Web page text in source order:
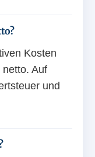
Kosten
Auf
und